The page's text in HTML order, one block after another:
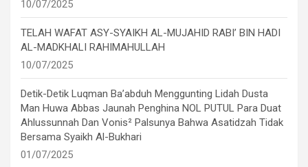
10/07/2025
TELAH WAFAT ASY-SYAIKH AL-MUJAHID RABI’ BIN HADI
AL-MADKHALI RAHIMAHULLAH
10/07/2025
Detik-Detik Luqman Ba’abduh Menggunting Lidah Dusta
Man Huwa Abbas Jaunah Penghina NOL PUTUL Para Duat
Ahlussunnah Dan Vonis² Palsunya Bahwa Asatidzah Tidak
Bersama Syaikh Al-Bukhari
01/07/2025